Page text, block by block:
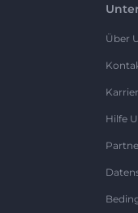
Über
Hilfe